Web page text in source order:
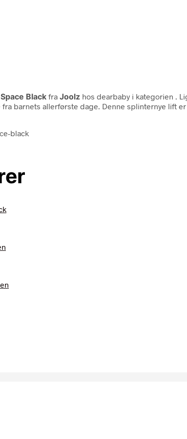
Black fra Joolz hos dearbaby i kategorien
.
barnets allerførste dage. Denne splinternye lift
black